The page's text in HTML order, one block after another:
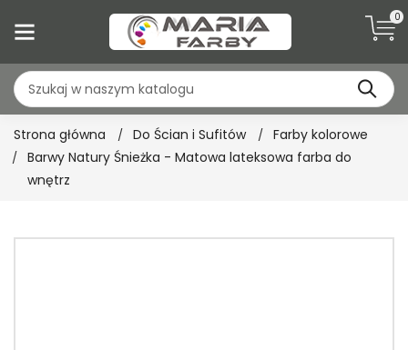
0
Strona główna Do Ścian i Sufitów
Farby kolorowe
Barwy Natury Śnieżka - Matowa lateksowa farba do
wnętrz